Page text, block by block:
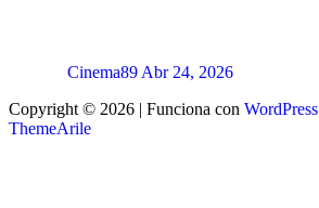
Cinema89 Abr 24, 2026
Copyright © 2026 | Funciona con WordPress
ThemeArile